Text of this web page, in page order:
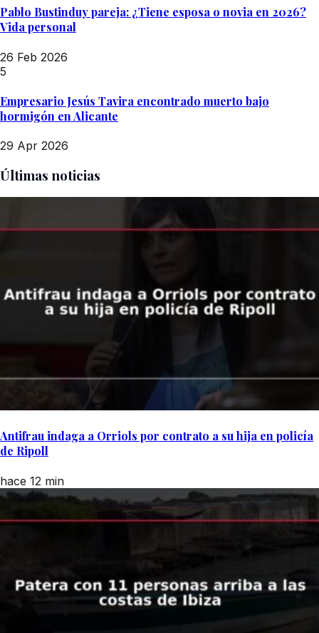
Pablo Bustinduy pareja: ¿Tiene esposa o novia en 2026?
Vida personal
26 Feb 2026
5
Empresario Jesús Tavira encontrado muerto bajo
hormigón en Alicante
29 Apr 2026
Últimas noticias
Antifrau indaga a Orriols por contrato a su hija en policía
de Ripoll
hace 12 min